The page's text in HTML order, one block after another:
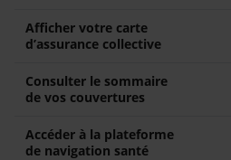
Afficher votre carte
d’assurance collective
Consulter le sommaire
de vos couvertures
Accéder à la plateforme
de navigation santé